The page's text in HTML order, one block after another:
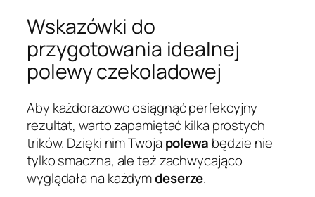
Wskazówki do
przygotowania idealnej
polewy czekoladowej
Aby każdorazowo osiągnąć perfekcyjny
rezultat, warto zapamiętać kilka prostych
trików. Dzięki nim Twoja polewa będzie nie
tylko smaczna, ale też zachwycająco
wyglądała na każdymdeserze.